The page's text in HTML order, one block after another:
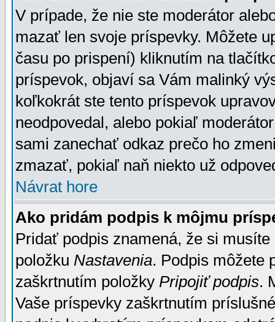
V prípade, že nie ste moderátor
mazať len svoje príspevky. Môžete
času po prispení) kliknutím na
príspevok, objaví sa Vám malinký
koľkokrát ste tento príspevok
neodpovedal, alebo pokiaľ
sami zanechať odkaz prečo ho
zmazať, pokiaľ naň niekto už
Návrat hore
Ako pridám podpis k môjmu
Pridať podpis znamená, že si
položku Nastavenia. Podpis môžete
zaškrtnutím položky Pripojiť podpis.
Vaše príspevky zaškrtnutím